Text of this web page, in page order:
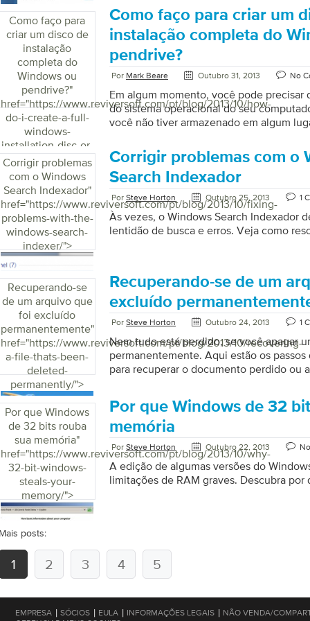
melhor, pois não incluirá todos os
crapware – que pode vir com a maioria
pessoas optam por reiniciar seu PC
[…]
Como faço para
criar um disco de
instalação
completa do
Windows ou
pendrive?"
href="https://www.reviversoft.com/pt/blog/2013/10/how-
do-i-create-a-full-
windows-
installation-disc-or-
thumbdrive/">
Como faço para criar um
instalação completa do
pendrive?
Por Mark Beare Outubro 31, 2013 No
Em algum momento, você pode precisar
do sistema operacional do seu
você não tiver armazenado em algum
Microsoft, do fabricante do seu PC ou
(ou e-tailer) que venda sistemas
transportarão o disco de maneira
entanto, isso não significa que você não
É muito fácil, basta baixar o arquivo ISO
Corrigir problemas
com o Windows
Search Indexador"
href="https://www.reviversoft.com/pt/blog/2013/10/fixing-
problems-with-the-
windows-search-
indexer/">
Corrigir problemas com o
Search Indexador
Por Steve Horton Outubro 25, 2013 1
Às vezes, o Windows Search Indexador
lentidão de busca e erros. Veja como
Recuperando-se
de um arquivo que
foi excluído
permanentemente"
href="https://www.reviversoft.com/pt/blog/2013/10/recovering-
a-file-thats-been-
deleted-
permanently/">
Recuperando-se de um
excluído
Por Steve Horton Outubro 24, 2013 1
Nem tudo está perdido, se você apagar
permanentemente. Aqui estão os
para recuperar o documento perdido ou
Por que Windows
de 32 bits rouba
sua memória"
href="https://www.reviversoft.com/pt/blog/2013/10/why-
32-bit-windows-
steals-your-
memory/">
Por que Windows de 32
memória
Por Steve Horton Outubro 22, 2013
A edição de algumas versões do
limitações de RAM graves. Descubra por
posts:
1 2 3 4 5
EMPRESA | SÓCIOS | EULA | INFORMAÇÕES LEGAIS | NÃO VENDA/